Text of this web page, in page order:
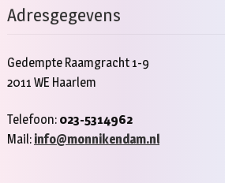
Adresgegevens
Gedempte Raamgracht 1-9
2011 WE Haarlem
Telefoon: 023-5314962
Mail: info@monnikendam.nl